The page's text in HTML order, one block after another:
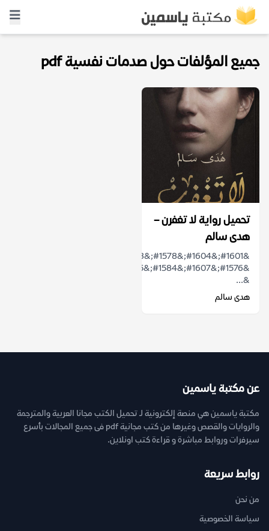
جميع المؤلفات حول صدمات نفسية pdf
تحميل رواية لا تغفرن –
هدى سالم
&...
هدى سالم
عن مكتبة ياسمين
مكتبة ياسمين هي منصة إلكترونية لـ تحميل الكتب مجانا العربية والمترجمة
والروايات والقصص وغيرها من كتب مجانية pdf فى جميع المجالات بأسرع
سيرفرات وروابط مباشرة و قراءة كتب اونلاين.
روابط سريعة
من نحن
سياسة الخصوصية